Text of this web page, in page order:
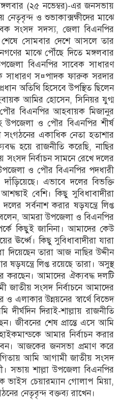
(২৫ নভেম্বর)-এর জনসভায়
নেতৃবৃন্দ ও শুভাকাক্সক্ষীদের মাঝে
সংসদ সদস্য, জেলা বিএনপির
শেষে সোমবার দেশে আসলে তার
মাঝে পৌঁছে দিতে মঙ্গলবার
বিএনপির সাবেক সাধারণ
সাধারণ স¤পাদক ফারুক সরদার
অতিথি হিসেবে উপস্থিত ছিলেন
আমির হোসেন, সিনিয়র যুগ্ম
বিএনপির আহবায়ক মিজানুর
ও পৌর বিএনপির শীর্ষ
একাধিক নেতা হতাশার
হয়ে রাজনীতি করেছি, নাছির
নির্বাচন সামনে রেখে দলের
ও পৌর বিএনপির পদধারী
এভাবে দলের বিভক্তি
বেশি। কিছু সুবিধাবাদীরা
সর্বনাশ করার ষড়যন্ত্রে লিপ্ত
বলেন, আমরা উপজেলা ও বিএনপির
কিছুই জানিনা। আমাদের কেউ
ঊর্ধ্বে। কিছু সুবিধাবাদীরা যারা
দিয়েছেন তারা আজ নাছির উদ্দীন
লিপ্ত রয়েছে তারা। অসুস্থ
করছেন। আমাদের ঐক্যবদ্ধ দলটি
জাতীয় সংসদ নির্বাচনে আমাদের
এলাকার উন্নয়নের স্বার্থে বিভেদ
দিরাই-শাল্লায় রাজনীতি
জীবনের শেষ প্রান্তে এসে আমি
আমার নির্বাচন করার
আজকের জনসভা প্রমাণ করে
আমি আগামী জাতীয় সংসদ
সভায় শাল্লা উপজেলা বিএনপির
চেয়ারম্যান গোলাপ মিয়া,
নেতৃবৃন্দ বক্তব্য রাখেন।